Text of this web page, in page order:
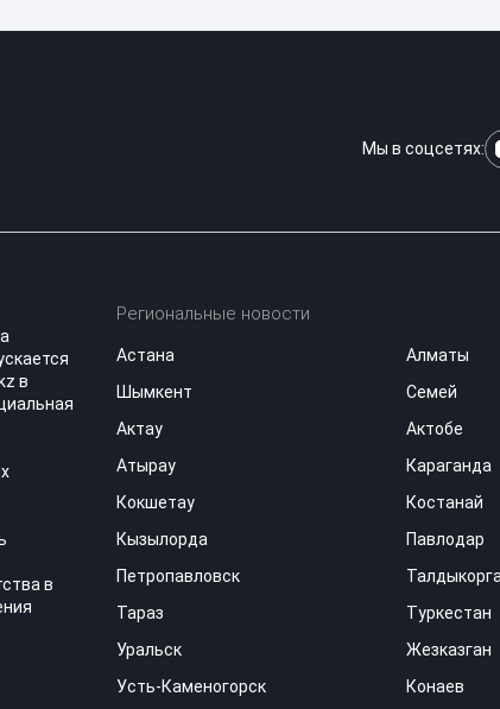
Мы в соцсетях:
в
в
Региональные новости
Астана
Алматы
Шымкент
Семей
Актау
Актобе
Атырау
Караганда
Кокшетау
Костанай
Кызылорда
Павлодар
Петропавловск
Тараз
Туркестан
Уральск
Жезказган
Усть-Каменогорск
Конаев